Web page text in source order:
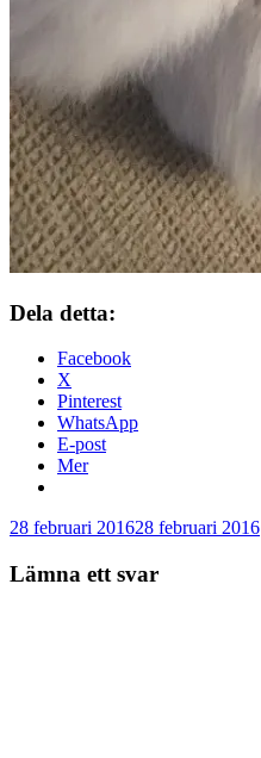
Dela detta:
Facebook
X
Pinterest
WhatsApp
E-post
Mer
28 februari 201628 februari 2016
Lämna ett svar